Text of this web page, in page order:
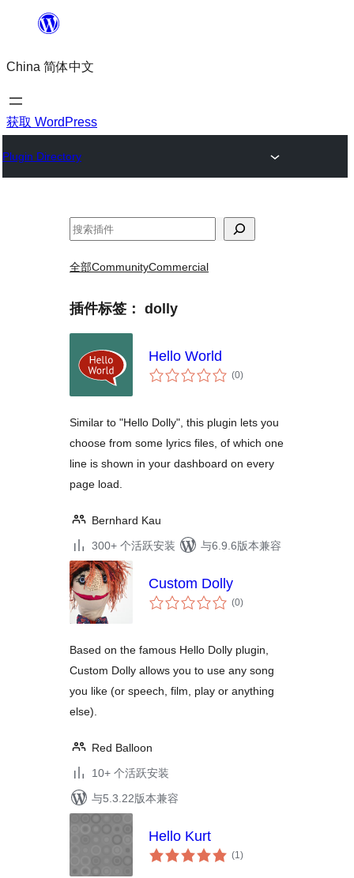
内
容
China 简体中文
获取 WordPress
Plugin Directory
搜
全部CommunityCommercial
插件标签： dolly
Hello World
(0总
评)
Similar to "Hello Dolly", this plugin lets you
choose from some lyrics files, of which one
line is shown in your dashboard on every
page load.
Bernhard Kau
300+ 个活跃安装
与6.9.6版本兼容
Custom Dolly
(0总
评)
Based on the famous Hello Dolly plugin,
Custom Dolly allows you to use any song
you like (or speech, film, play or anything
else).
Red Balloon
10+ 个活跃安装
与5.3.22版本兼容
Hello Kurt
(1总
评)